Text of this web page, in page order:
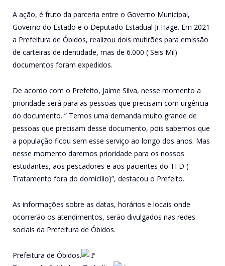
A ação, é fruto da parceria entre o Governo Municipal,
Governo do Estado e o Deputado Estadual Jr.Hage. Em 2021
a Prefeitura de Óbidos, realizou dois mutirões para emissão
de carteiras de identidade, mas de 6.000 ( Seis Mil)
documentos foram expedidos.
De acordo com o Prefeito, Jaime Silva, nesse momento a
prioridade será para as pessoas que precisam com urgência
do documento. ” Temos uma demanda muito grande de
pessoas que precisam desse documento, pois sabemos que
a população ficou sem esse serviço ao longo dos anos. Mas
nesse momento daremos prioridade para os nossos
estudantes, aos pescadores e aos pacientes do TFD (
Tratamento fora do domicílio)”, destacou o Prefeito.
As informações sobre as datas, horários e locais onde
ocorrerão os atendimentos, serão divulgados nas redes
sociais da Prefeitura de Óbidos.
Prefeitura de Óbidos.